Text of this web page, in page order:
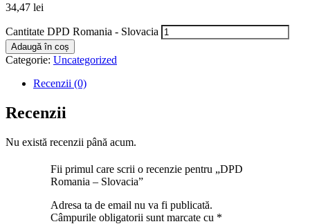
34,47 lei
Cantitate DPD Romania - Slovacia
Adaugă în coș
Categorie: Uncategorized
Recenzii (0)
Recenzii
Nu există recenzii până acum.
Fii primul care scrii o recenzie pentru „DPD
Romania – Slovacia”
Adresa ta de email nu va fi publicată.
Câmpurile obligatorii sunt marcate cu *